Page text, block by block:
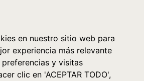
en nuestro sitio web para
experiencia más relevante
y visitas
clic en 'ACEPTAR TODO',